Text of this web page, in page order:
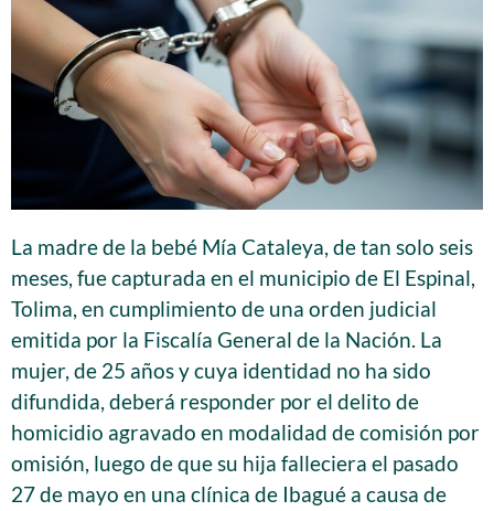
La madre de la bebé Mía Cataleya, de tan solo seis
meses, fue capturada en el municipio de El Espinal,
Tolima, en cumplimiento de una orden judicial
emitida por la Fiscalía General de la Nación. La
mujer, de 25 años y cuya identidad no ha sido
difundida, deberá responder por el delito de
homicidio agravado en modalidad de comisión por
omisión, luego de que su hija falleciera el pasado
27 de mayo en una clínica de Ibagué a causa de